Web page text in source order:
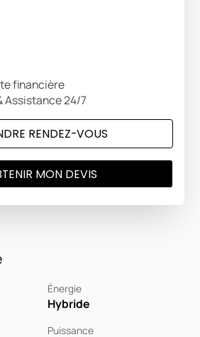
Énergie
Hybride
Puissance
financière
Assistance 24/7
RENDEZ-VOUS
MON DEVIS